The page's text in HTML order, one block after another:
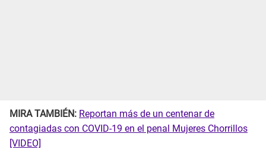
MIRA TAMBIÉN: Reportan más de un centenar de
contagiadas con COVID-19 en el penal Mujeres Chorrillos
[VIDEO]